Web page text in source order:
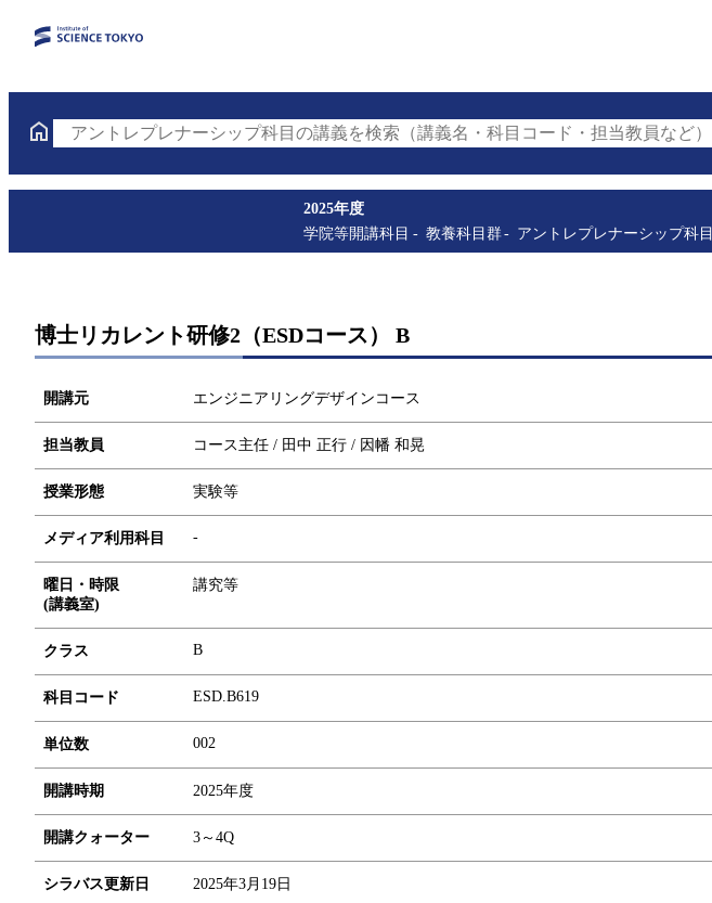
アントレプレナーシップ科目の講義を検索（講義名・科目コード・担当教員など）
2025年度
学院等開講科目
教養科目群 アントレプレナーシップ科目
博士リカレント研修2（ESDコース） B
開講元 エンジニアリングデザインコース
担当教員 コース主任 / 田中 正行 / 因幡 和晃
授業形態 実験等
メディア利用科目 -
曜日・時限
(講義室)
講究等
クラス B
科目コード ESD.B619
単位数 002
開講時期 2025年度
開講クォーター 3～4Q
シラバス更新日 2025年3月19日